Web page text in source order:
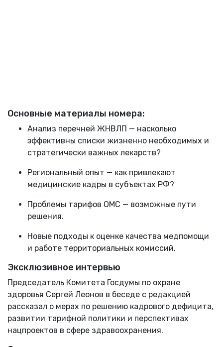
Основные материалы номера:
Анализ перечней ЖНВЛП — насколько
эффективны списки жизненно необходимых и
стратегически важных лекарств?
Региональный опыт — как привлекают
медицинские кадры в субъектах РФ?
Проблемы тарифов ОМС — возможные пути
решения.
Новые подходы к оценке качества медпомощи
и работе территориальных комиссий.
Эксклюзивное интервью
Председатель Комитета Госдумы по охране
здоровья Сергей Леонов в беседе с редакцией
рассказал о мерах по решению кадрового дефицита,
развитии тарифной политики и перспективах
нацпроектов в сфере здравоохранения.